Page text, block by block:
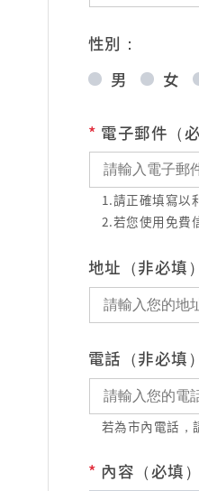
性別：
男
女
* 電子郵件（必
1.請正確填寫以
2.若您使用免費
地址（非必填）
電話（非必填）
若為市內電話，
* 內容（必填）